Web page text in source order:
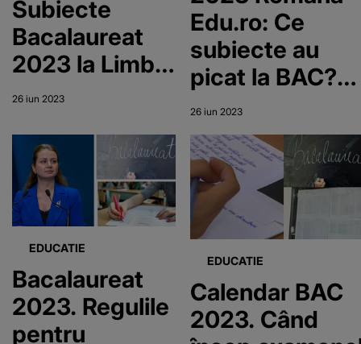
Subiecte
Bacalaureat
2023 la Limba
Română/ Dana
”Subiectele au
fost ușoare și
frumoase,
adecvate
oricărui profil”
26 iun 2023
Edu.ro: Ce
subiecte au
picat la BAC?
Baremul,
publicat pe
EDU.ro!
26 iun 2023
EDUCATIE
Bacalaureat
2023. Regulile
pentru
EDUCATIE
Calendar BAC
2023. Când